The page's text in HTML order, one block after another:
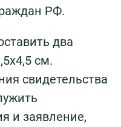
РФ.
два
см.
свидетельства
и заявление,